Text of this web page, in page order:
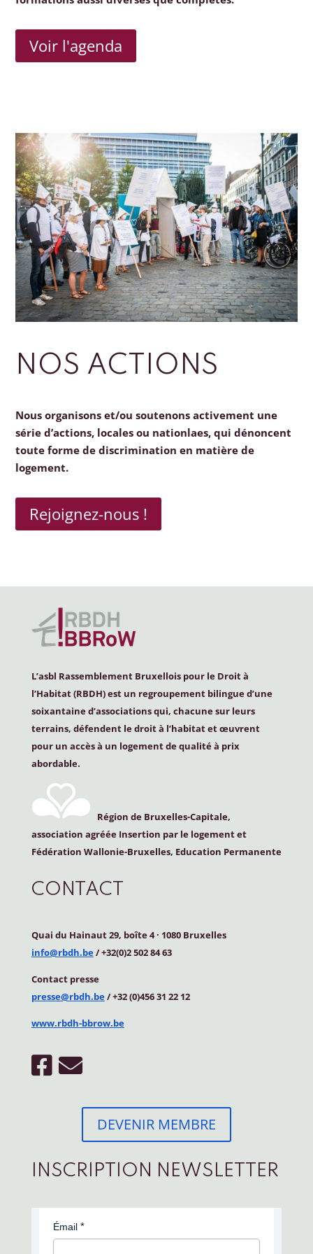
Voir l'agenda
NOS ACTIONS
Nous organisons et/ou soutenons activement une
série d’actions, locales ou nationlaes, qui dénoncent
toute forme de discrimination en matière de
logement.
Rejoignez-nous !
L’asbl Rassemblement Bruxellois pour le Droit à
l’Habitat (RBDH) est un regroupement bilingue d’une
soixantaine d’associations qui, chacune sur leurs
terrains, défendent le droit à l’habitat et œuvrent
pour un accès à un logement de qualité à prix
abordable.
Région de Bruxelles-Capitale,
association agréée Insertion par le logement et
Fédération Wallonie-Bruxelles, Education Permanente
CONTACT
Quai du Hainaut 29, boîte 4· 1080 Bruxelles
info@rbdh.be/ +32(0)2 502 84 63
Contact presse
presse@rbdh.be/ +32 (0)456 31 22 12
www.rbdh-bbrow.be
DEVENIR MEMBRE
INSCRIPTION NEWSLETTER
Émail